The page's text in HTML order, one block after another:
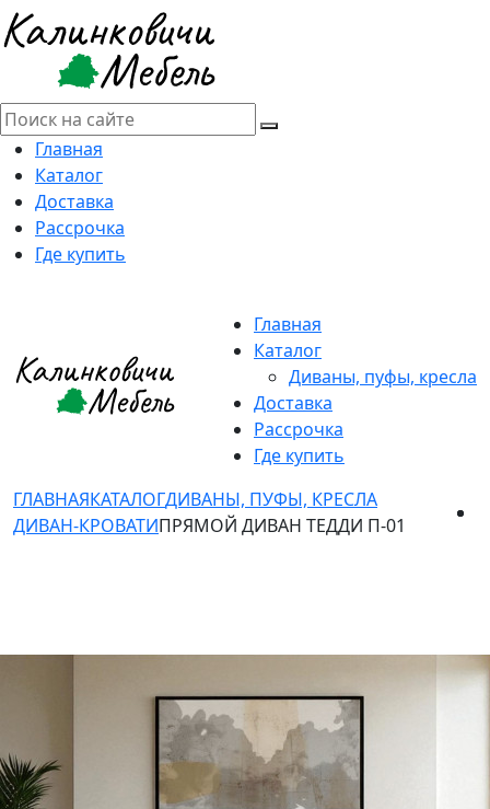
Главная
Каталог
Доставка
Рассрочка
Где купить
Главная
Каталог
Диваны, пуфы, кресла
Доставка
Рассрочка
Где купить
ГЛАВНАЯКАТАЛОГДИВАНЫ, ПУФЫ, КРЕСЛА
ДИВАН-КРОВАТИПРЯМОЙ ДИВАН ТЕДДИ П-01